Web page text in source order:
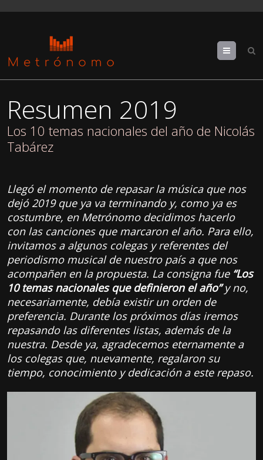
Menu
Resumen 2019
Los 10 temas nacionales del año de Nicolás
Tabárez
Llegó el momento de repasar la música que nos
dejó 2019 que ya va terminando y, como ya es
costumbre, en Metrónomo decidimos hacerlo
con las canciones que marcaron el año. Para ello,
invitamos a algunos colegas y referentes del
periodismo musical de nuestro país a que nos
acompañen en la propuesta. La consigna fue “Los
10 temas nacionales que definieron el año”y no,
necesariamente, debía existir un orden de
preferencia. Durante los próximos días iremos
repasando las diferentes listas, además de la
nuestra. Desde ya, agradecemos eternamente a
los colegas que, nuevamente, regalaron su
tiempo, conocimiento y dedicación a este repaso.